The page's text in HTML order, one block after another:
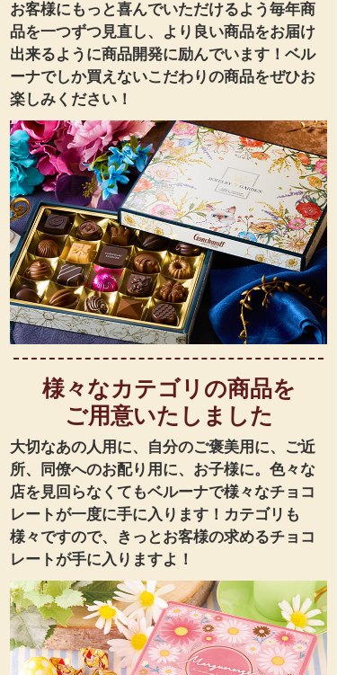
お客様にもっと喜んでいただけるよう毎年商
品を一つずつ見直し、より良い商品をお届け
出来るように商品開発に励んでいます！ベル
ーナでしか買えないこだわりの商品をぜひお
楽しみください！
様々なカテゴリの商品を
ご用意いたしました
大切なあの人用に、自分のご褒美用に、ご近
所、同僚へのお配り用に、お子様に。色々な
店を見回らなくてもベルーナで様々なチョコ
レートが一度に手に入ります！カテゴリも
様々ですので、きっとお客様の求めるチョコ
レートが手に入りますよ！